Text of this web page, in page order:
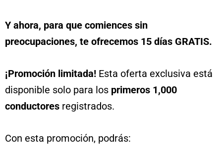
Y ahora, para que comiences sin
preocupaciones, te ofrecemos 15 días GRATIS.
¡Promoción limitada! Esta oferta exclusiva está
disponible solo para los primeros 1,000
conductores registrados.
Con esta promoción, podrás: